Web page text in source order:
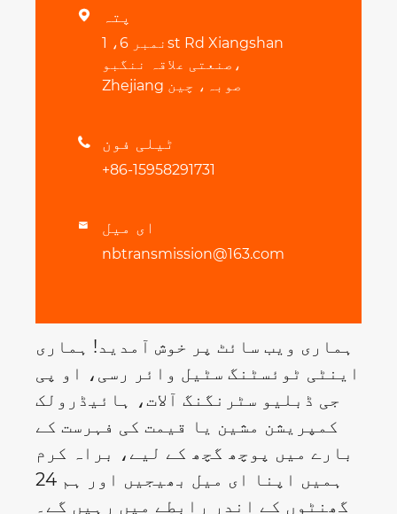
 پتہ
نمبر 6، 1st Rd Xiangshan
صنعتی علاقہ ننگبو،
Zhejiang صوبہ، چین
 ٹیلی فون
+86-15958291731
 ای میل
nbtransmission@163.com
ہماری ویب سائٹ پر خوش آمدید! ہماری
اینٹی ٹوئسٹنگ سٹیل وائر رسی، او پی
جی ڈبلیو سٹرنگنگ آلات، ہائیڈرولک
کمپریشن مشین یا قیمت کی فہرست کے
بارے میں پوچھ گچھ کے لیے، براہ کرم
ہمیں اپنا ای میل بھیجیں اور ہم 24
گھنٹوں کے اندر رابطے میں رہیں گے۔